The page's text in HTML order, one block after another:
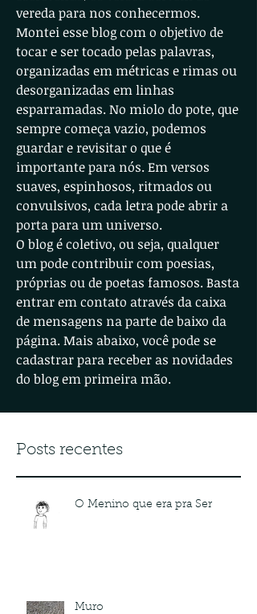
vereda para nos conhecermos.
Montei esse blog com o objetivo de
tocar e ser tocado pelas palavras,
organizadas em métricas e rimas ou
desorganizadas em linhas
esparramadas. No miolo do pote, que
sempre começa vazio, podemos
guardar e revisitar o que é
importante para nós. Em versos
suaves, espinhosos, ritmados ou
convulsivos, cada letra pode abrir a
porta para um universo.
O blog é coletivo, ou seja, qualquer
um pode contribuir com poesias,
próprias ou de poetas famosos. Basta
entrar em contato através da caixa
de mensagens na parte de baixo da
página. Mais abaixo, você pode se
cadastrar para receber as novidades
do blog em primeira mão.
Posts recentes
O Menino que era pra Ser
Muro